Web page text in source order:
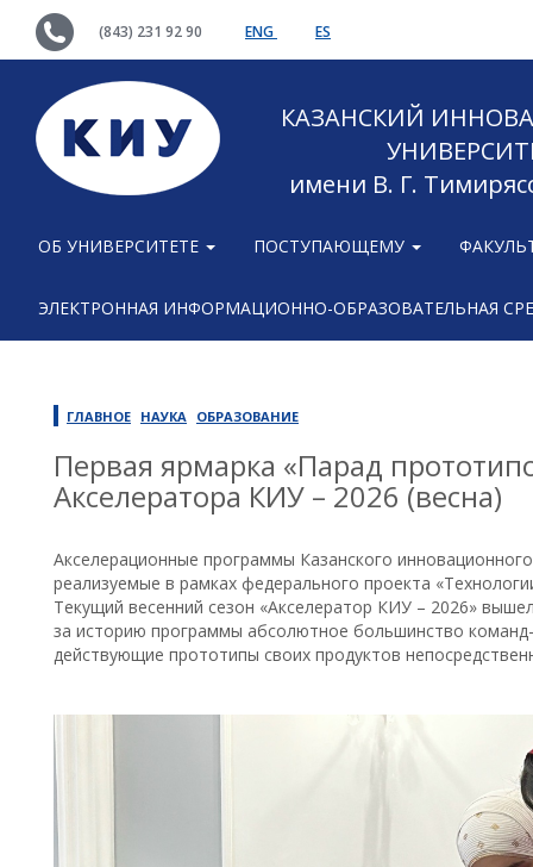
(843) 231 92 90 ENG ES
КАЗАНСКИЙ
имени В. Г.
ОБ УНИВЕРСИТЕТЕ ПОСТУПАЮЩЕМУ
ЭЛЕКТРОННАЯ ИНФОРМАЦИОННО-ОБРАЗОВАТЕЛЬНАЯ
ГЛАВНОЕ НАУКА ОБРАЗОВАНИЕ
Первая ярмарка «Парад
Акселератора КИУ – 2026 (весна)
Акселерационные программы Казанского
реализуемые в рамках федерального проекта
Текущий весенний сезон «Акселератор КИУ – 2026»
за историю программы абсолютное большинство
действующие прототипы своих продуктов